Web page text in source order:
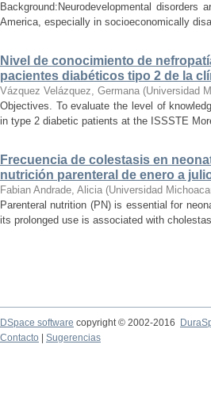
Background:Neurodevelopmental
America, especially in socioeconomically
Nivel de conocimiento de
pacientes diabéticos tipo 2 de la
Vázquez Velázquez, Germana (Universidad
Objectives. To evaluate the level of
in type 2 diabetic patients at the ISSSTE
Frecuencia de colestasis en
nutrición parenteral de enero a
Fabian Andrade, Alicia (Universidad
Parenteral nutrition (PN) is essential for
its prolonged use is associated with
DSpace software copyright © 2002-2016
Contacto
Sugerencias